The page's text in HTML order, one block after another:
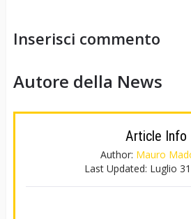
Inserisci commento
Autore della News
Article Info
Author: Mauro
Last Updated: Luglio